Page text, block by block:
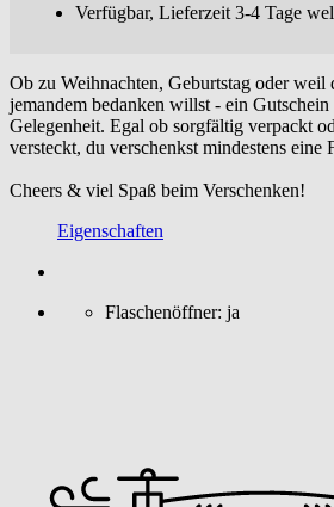
Verfügbar, Lieferzeit 3-4 Tage
Ob zu Weihnachten, Geburtstag oder weil
jemandem bedanken willst - ein Gutschein
Gelegenheit. Egal ob sorgfältig verpackt
versteckt, du verschenkst mindestens eine
Cheers & viel Spaß beim Verschenken!
Eigenschaften
Flaschenöffner: ja